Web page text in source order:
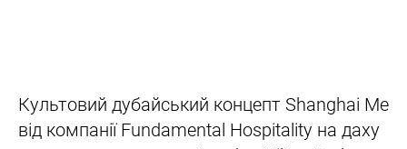
Культовий дубайський концепт Shanghai Me
від компанії Fundamental Hospitality на даху